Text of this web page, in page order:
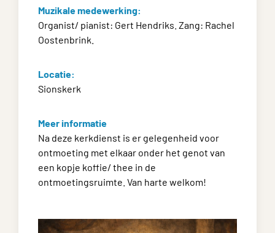
Muzikale medewerking:
Organist/ pianist: Gert Hendriks. Zang: Rachel
Oostenbrink.
Locatie:
Sionskerk
Meer informatie
Na deze kerkdienst is er gelegenheid voor
ontmoeting met elkaar onder het genot van
een kopje koffie/ thee in de
ontmoetingsruimte. Van harte welkom!